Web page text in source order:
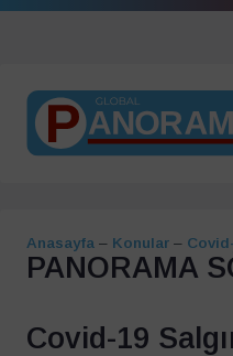
Anasayfa – Konular –
PANORAMA
Covid-19